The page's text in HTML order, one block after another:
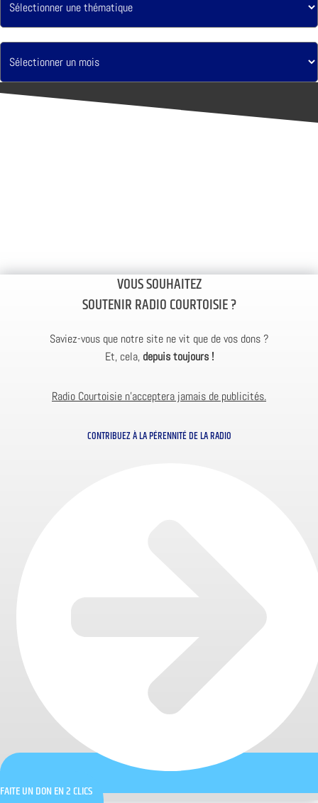
VOUS SOUHAITEZ
SOUTENIR RADIO COURTOISIE ?
Saviez-vous que notre site ne vit que de vos dons ?
Et, cela, depuis toujours !
Radio Courtoisie n’acceptera jamais de publicités.
CONTRIBUEZ À LA PÉRENNITÉ DE LA RADIO
FAITE UN DON EN 2 CLICS